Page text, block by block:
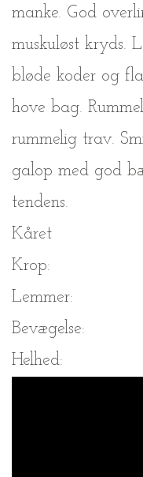
manke. God
muskuløst kryds.
bløde koder og
hove bag.
rummelig trav.
galop med god
tendens.
Kåret
Krop:
Lemmer:
Bevægelse:
Helhed: